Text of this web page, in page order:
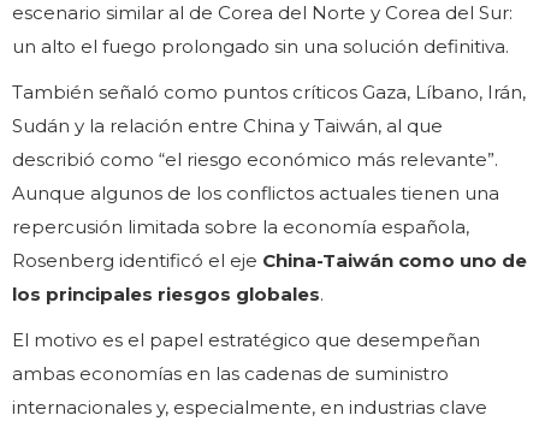
escenario similar al de Corea del Norte y Corea del Sur:
un alto el fuego prolongado sin una solución definitiva.
También señaló como puntos críticos Gaza, Líbano, Irán,
Sudán y la relación entre China y Taiwán, al que
describió como “el riesgo económico más relevante”.
Aunque algunos de los conflictos actuales tienen una
repercusión limitada sobre la economía española,
Rosenberg identificó el eje China-Taiwán como uno de
los principales riesgos globales.
El motivo es el papel estratégico que desempeñan
ambas economías en las cadenas de suministro
internacionales y, especialmente, en industrias clave